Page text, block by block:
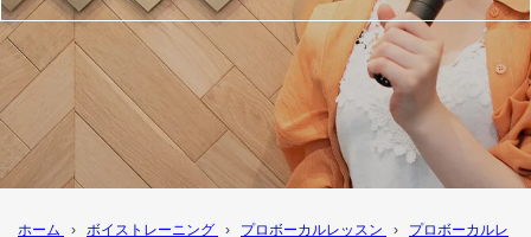
ホーム › ボイストレーニング › プロボーカルレッスン ›
プロボーカルレ